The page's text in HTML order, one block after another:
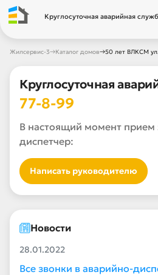
Круглосуточная аварийная
Жилсервис-3→Каталог домов→50 лет ВЛКСМ
Круглосуточная
77-8-99
В настоящий момент прием
диспетчер:
Написать руководителю
Новости
28.01.2022
Все звонки в аварийно-